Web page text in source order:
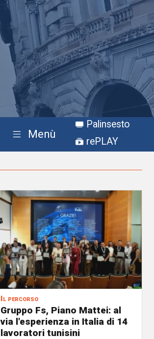
Menù
Palinsesto
rePLAY
Il percorso
Gruppo Fs, Piano Mattei: al
via l'esperienza in Italia di 14
lavoratori tunisini